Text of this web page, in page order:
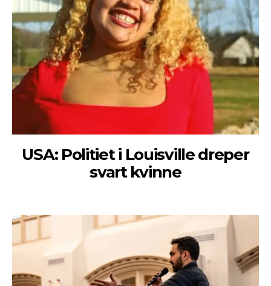
USA: Politiet i Louisville dreper
svart kvinne